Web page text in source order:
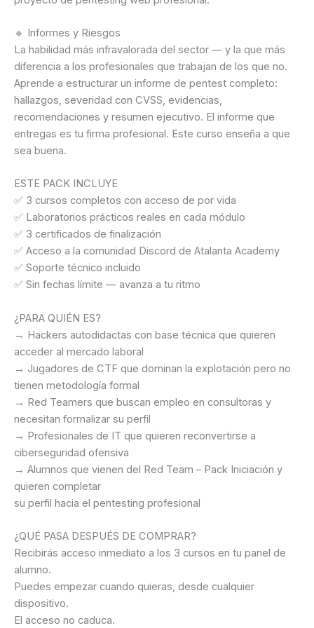
🔹 Informes y Riesgos
La habilidad más infravalorada del sector — y la que más
diferencia a los profesionales que trabajan de los que no.
Aprende a estructurar un informe de pentest completo:
hallazgos, severidad con CVSS, evidencias,
recomendaciones y resumen ejecutivo. El informe que
entregas es tu firma profesional. Este curso enseña a que
sea buena.
ESTE PACK INCLUYE
✅ 3 cursos completos con acceso de por vida
✅ Laboratorios prácticos reales en cada módulo
✅ 3 certificados de finalización
✅ Acceso a la comunidad Discord de Atalanta Academy
✅ Soporte técnico incluido
✅ Sin fechas límite — avanza a tu ritmo
¿PARA QUIÉN ES?
→ Hackers autodidactas con base técnica que quieren
acceder al mercado laboral
→ Jugadores de CTF que dominan la explotación pero no
tienen metodología formal
→ Red Teamers que buscan empleo en consultoras y
necesitan formalizar su perfil
→ Profesionales de IT que quieren reconvertirse a
ciberseguridad ofensiva
→ Alumnos que vienen del Red Team – Pack Iniciación y
quieren completar
su perfil hacia el pentesting profesional
¿QUÉ PASA DESPUÉS DE COMPRAR?
Recibirás acceso inmediato a los 3 cursos en tu panel de
alumno.
Puedes empezar cuando quieras, desde cualquier
dispositivo.
El acceso no caduca.